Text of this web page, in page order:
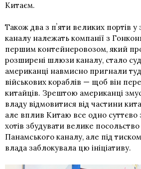
Китаєм.
Також два з пʼяти великих портів у
каналу належать компанії з
першим контейнеровозом, який
розширені шлюзи каналу, стало
американці навмисно пригнали
військових кораблів — щоб він
китайців. Зрештою американці
владу відмовитися від частини
але вплив Китаю все одно суттєво
хотів збудувати велике посольство
Панамського каналу, але під
влада заблокувала цю ініціативу.